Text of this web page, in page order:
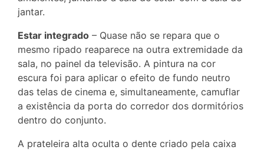
jantar.
Estar integrado – Quase não se repara que o
mesmo ripado reaparece na outra extremidade da
sala, no painel da televisão. A pintura na cor
escura foi para aplicar o efeito de fundo neutro
das telas de cinema e, simultaneamente, camuflar
a existência da porta do corredor dos dormitórios
dentro do conjunto.
A prateleira alta oculta o dente criado pela caixa